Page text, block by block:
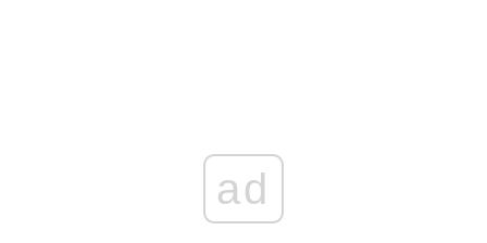
ad